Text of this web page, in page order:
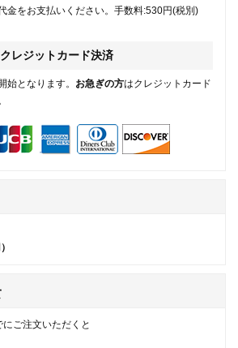
金をお支払いください。手数料:530円(税別)
クレジットカード決済
始となります。 お急ぎの方はクレジットカード
にご注文いただくと